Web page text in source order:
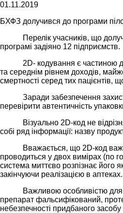
01.11.2019
БХФЗ долучився до програми
Перелік учасників, що
програмі задіяно 12 підприємств.
2D- кодування є частиною
та середнім рівнем доходів,
смертності серед тих пацієнтів,
Заради забезпечення
перевірити автентичність
Візуально 2D-код не
собі ряд інформації: назву
Вважається, що 2D-код
проводиться у двох вимірах (по
система миттєво розпізнає його
закінчуючи реалізацією в аптеках.
Важливою особливістю для
препарат фальсифікований,
небезпечності придбаного